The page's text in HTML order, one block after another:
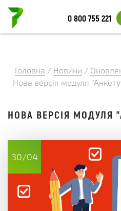
0 800 755 221
Головна / Новини /
Нова версія модуля
НОВА ВЕРСІЯ МОДУЛЯ
30/04